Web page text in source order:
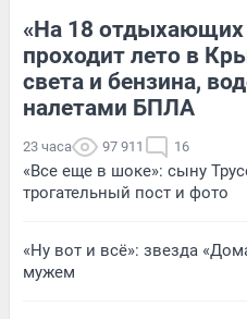
«На 18 отдыхающих
проходит лето в
света и бензина,
налетами БПЛА
23 часа 97 911 16
«Все еще в шоке»: сыну
трогательный пост и фото
«Ну вот и всё»: звезда
мужем